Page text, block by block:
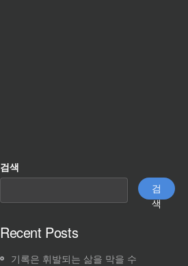
검색
검
색
Recent Posts
기록은 휘발되는 삶을 막을 수